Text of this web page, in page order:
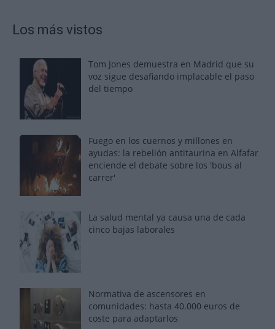
Los más vistos
Tom Jones demuestra en Madrid que su
voz sigue desafiando implacable el paso
del tiempo
Fuego en los cuernos y millones en
ayudas: la rebelión antitaurina en Alfafar
enciende el debate sobre los 'bous al
carrer'
La salud mental ya causa una de cada
cinco bajas laborales
Normativa de ascensores en
comunidades: hasta 40.000 euros de
coste para adaptarlos